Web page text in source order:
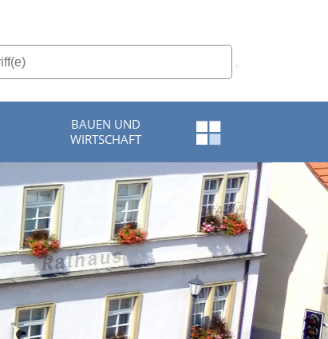
BAUEN UND
WIRTSCHAFT
Schnellzugriff-
Menü
öffnen